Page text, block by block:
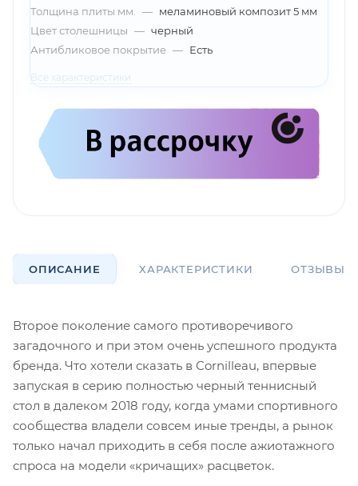
Толщина плиты мм. — меламиновый композит 5 мм
Цвет столешницы — черный
Антибликовое покрытие — Есть
Все характеристики
ОПИСАНИЕ ХАРАКТЕРИСТИКИ ОТЗЫВЫ
Второе поколение самого противоречивого
загадочного и при этом очень успешного продукта
бренда. Что хотели сказать в Cornilleau, впервые
запуская в серию полностью черный теннисный
стол в далеком 2018 году, когда умами спортивного
сообщества владели совсем иные тренды, а рынок
только начал приходить в себя после ажиотажного
спроса на модели «кричащих» расцветок.